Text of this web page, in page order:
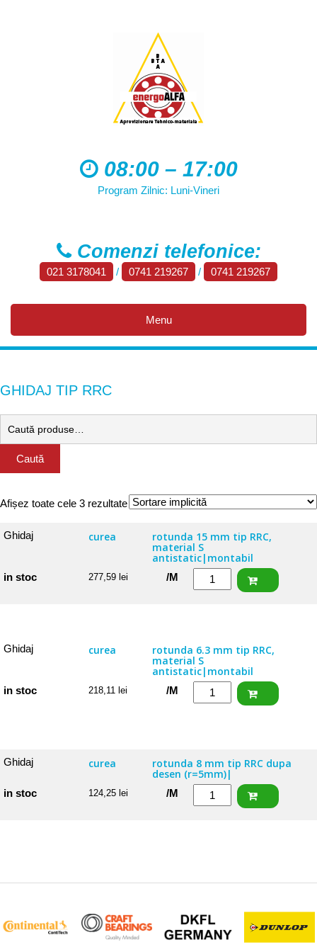
08:00 – 17:00
Program Zilnic: Luni-Vineri
Comenzi telefonice:
021 3178041 / 0741 219267 / 0741 219267
Menu
GHIDAJ TIP RRC
Caută
Afișez toate cele 3 rezultate
Ghidaj curea rotunda 15 mm tip RRC,
material S
antistatic|montabil
in stoc 277,59 lei
Cantitate
Ghidaj
15
mm
cu
profil
/M
Ghidaj curea rotunda 6.3 mm tip RRC,
material S
antistatic|montabil
in stoc 218,11 lei
Cantitate
Ghidaj
6.3
mm
tip
cu
/M
Ghidaj curea rotunda 8 mm tip RRC dupa
desen (r=5mm)|
in stoc 124,25 lei
Cantitate
Ghidaj
mm
RRC
dupa
/M